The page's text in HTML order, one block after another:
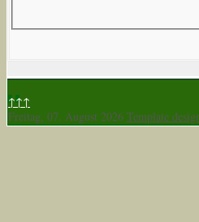
↑↑↑
Freitag, 07. August 2026 Template